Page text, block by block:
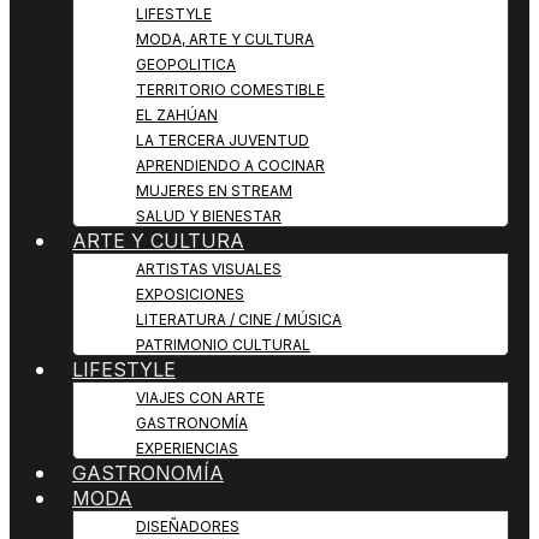
LIFESTYLE
MODA, ARTE Y CULTURA
GEOPOLITICA
TERRITORIO COMESTIBLE
EL ZAHÚAN
LA TERCERA JUVENTUD
APRENDIENDO A COCINAR
MUJERES EN STREAM
SALUD Y BIENESTAR
ARTE Y CULTURA
ARTISTAS VISUALES
EXPOSICIONES
LITERATURA / CINE / MÚSICA
PATRIMONIO CULTURAL
LIFESTYLE
VIAJES CON ARTE
GASTRONOMÍA
EXPERIENCIAS
GASTRONOMÍA
MODA
DISEÑADORES